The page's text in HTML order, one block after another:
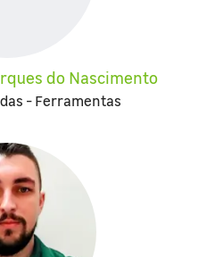
do Nascimento
- Ferramentas